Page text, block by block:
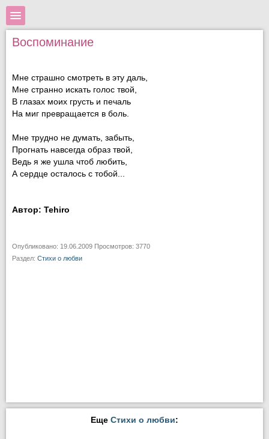
Воспоминание
Мне страшно смотреть в эту даль,
Мне странно искать голос твой,
В глазах моих грусть и печаль
На миг превращается в боль.
Мне трудно не думать, забыть,
Прогнать навсегда образ твой,
Ведь я же ушла чтоб любить,
А сердце осталось с тобой...
Автор: Tehiro
Опубликовано: 19.06.2009 Просмотров: 3770
Раздел: Стихи о любви
Еще Стихи о любви: